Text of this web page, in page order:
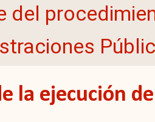
del
la ejecución